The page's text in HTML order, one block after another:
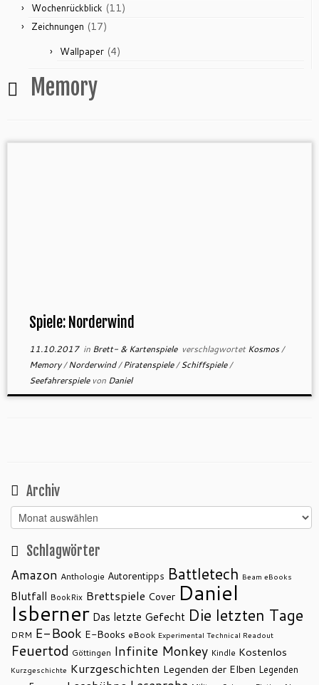
Wochenrückblick (11)
Zeichnungen (17)
Wallpaper (4)
Memory
Spiele: Norderwind
11.10.2017in Brett- & Kartenspiele verschlagwortetKosmos/
Memory/Norderwind/Piratenspiele/Schiffspiele/
Seefahrerspiele von Daniel
Archiv
Archiv
Schlagwörter
Amazon Anthologie Autorentipps Battletech Beam eBooks
Blutfall BookRix Brettspiele Cover Daniel
Isberner Das letzte Gefecht Die letzten Tage
DRM E-Book E-Books eBook Experimental Technical Readout
Feuertod Göttingen Infinite Monkey Kindle Kostenlos
Kurzgeschichte Kurzgeschichten Legenden der Elben Legenden